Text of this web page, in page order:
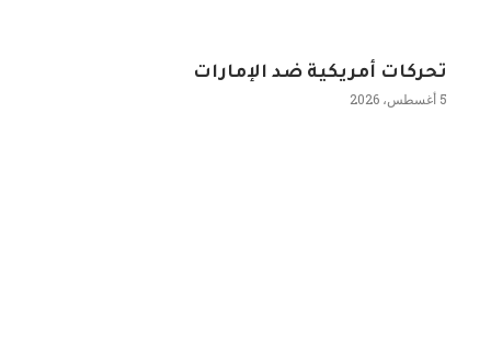
تحركات أمريكية ضد الإمارات
5 أغسطس، 2026